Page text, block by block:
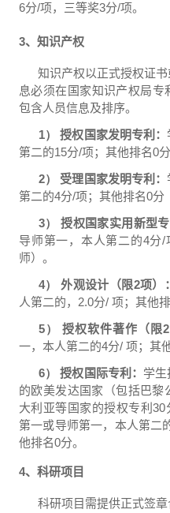
6分/项，三等奖3分/项。
3、知识产权
知识产权以正式授权证
息必须在国家知识产权局专
包含人员信息及排序。
1）授权国家发明专利：
第二的15分/项；其他排名0
2） 受理国家发明专利：
第二的4分/项；其他排名0分
3）授权国家实用新型
导师第一，本人第二的4分/
师）。
4）外观设计（限2项）：
人第二的， 2.0分/ 项；其他
5）授权软件著作（限2
一，本人第二的4分/ 项；其
6）授权国际专利： 学
的欧美发达国家（包括巴
大利亚等国家的授权专利30
第一或导师第一，本人第二
他排名0分。
4、科研项目
科研项目需提供正式签